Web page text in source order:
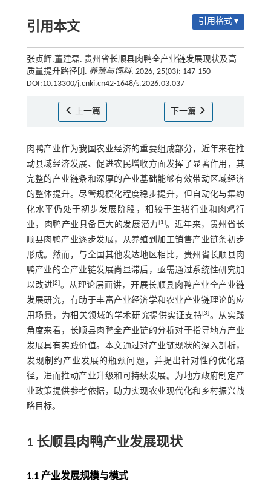
引用本文 引用格式 ▾
张贞辉,董建磊. 贵州省长顺县肉鸭全产业链发展现状及高
质量提升路径[J]. 养殖与饲料, 2026, 25(03): 147-150
DOI:10.13300/j.cnki.cn42-1648/s.2026.03.037
上一篇 下一篇
肉鸭产业作为我国农业经济的重要组成部分，近年来在推
动县域经济发展、促进农民增收方面发挥了显著作用，其
完整的产业链条和深厚的产业基础能够有效带动区域经济
的整体提升。尽管规模化程度稳步提升，但自动化与集约
化水平仍处于初步发展阶段，相较于生猪行业和肉鸡行
业，肉鸭产业具备巨大的发展潜力 [1]。近年来，贵州省长
顺县肉鸭产业逐步发展，从养殖到加工销售产业链条初步
形成。然而，与全国其他发达地区相比，贵州省长顺县肉
鸭产业的全产业链发展尚显滞后，亟需通过系统性研究加
以改进[2]。从理论层面讲，开展长顺县肉鸭产业全产业链
发展研究，有助于丰富产业经济学和农业产业链理论的应
用场景，为相关领域的学术研究提供实证支持[3]。从实践
角度来看，长顺县肉鸭全产业链的分析对于指导地方产业
发展具有实践价值。本文通过对产业链现状的深入剖析，
发现制约产业发展的瓶颈问题，并提出针对性的优化路
径，进而推动产业升级和可持续发展。为地方政府制定产
业政策提供参考依据，助力实现农业现代化和乡村振兴战
略目标。
1 长顺县肉鸭产业发展现状
1.1 产业发展规模与模式